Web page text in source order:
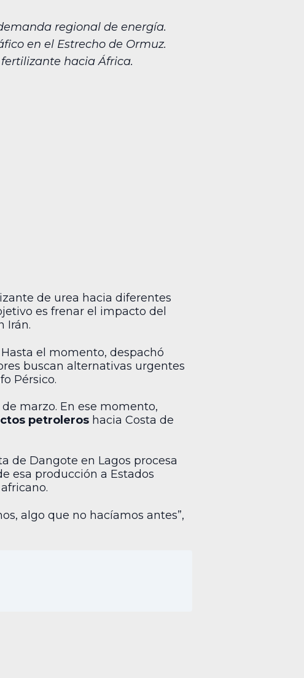
regional de energía.
en el Estrecho de Ormuz.
hacia África.
de urea hacia diferentes
es frenar el impacto del
Irán.
Hasta el momento, despachó
buscan alternativas urgentes
Pérsico.
marzo. En ese momento,
petroleros hacia Costa de
de Dangote en Lagos procesa
esa producción a Estados
algo que no hacíamos antes”,